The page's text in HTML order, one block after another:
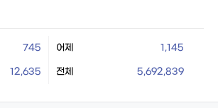
745 어제 1,145
12,635 전체 5,692,839